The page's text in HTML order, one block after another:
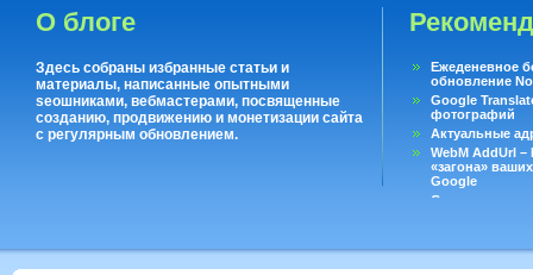
О блоге
Здесь собраны избранные статьи и
материалы, написанные опытными
seoшниками, вебмастерами, посвященные
созданию, продвижению и монетизации сайта
с регулярным обновлением.
Ежеденевное
обновление
Google
фотографий
Актуальные
WebM AddUrl
«загона»
Google
Существует